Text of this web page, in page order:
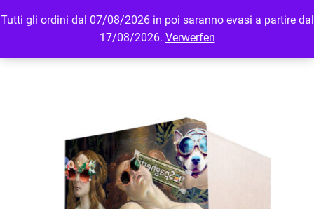
Tutti gli ordini dal 07/08/2026 in poi saranno evasi a partire dal
17/08/2026. Verwerfen
MENU LOGIN